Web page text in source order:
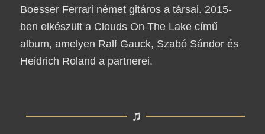
Boesser Ferrari német gitáros a társai. 2015-
ben elkészült a Clouds On The Lake című
album, amelyen Ralf Gauck, Szabó Sándor és
Heidrich Roland a partnerei.